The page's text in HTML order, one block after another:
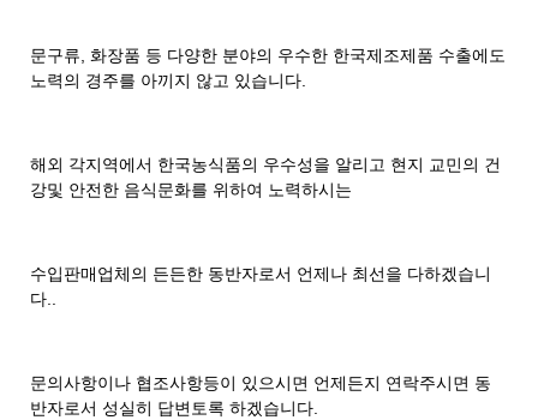
문구류, 화장품 등 다양한 분야의 우수한 한국제조제품 수출에도
노력의 경주를 아끼지 않고 있습니다.
해외 각지역에서 한국농식품의 우수성을 알리고 현지 교민의 건
강및 안전한 음식문화를 위하여 노력하시는
수입판매업체의 든든한 동반자로서 언제나 최선을 다하겠습니
다..
문의사항이나 협조사항등이 있으시면 언제든지 연락주시면 동
반자로서 성실히 답변토록 하겠습니다.